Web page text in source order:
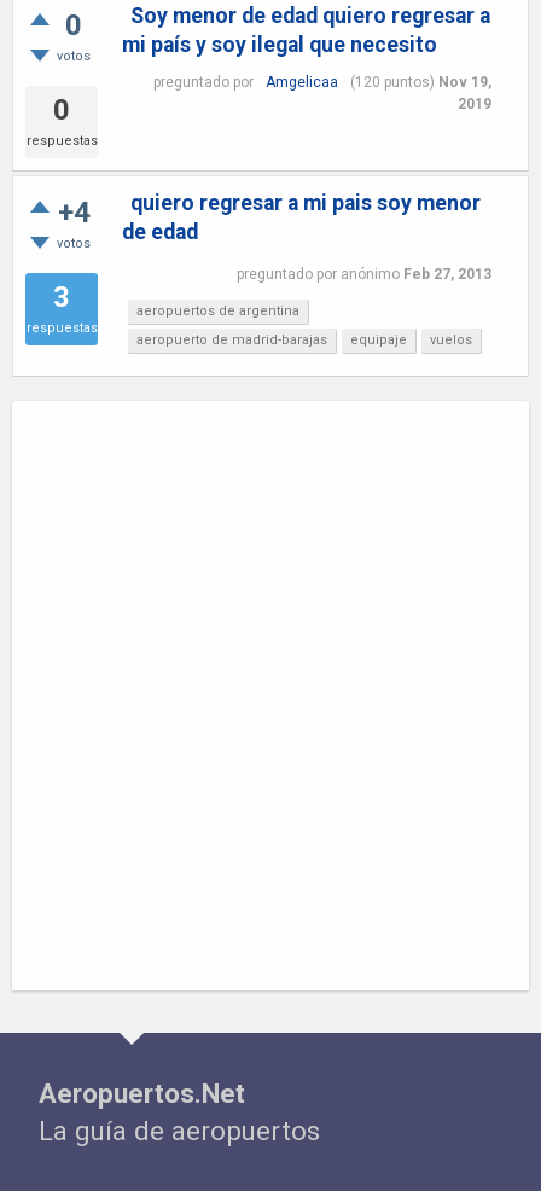
0
votos
0
respuestas
Soy menor de edad quiero regresar a
mi país y soy ilegal que necesito
preguntado por Amgelicaa (120 puntos) Nov 19,
2019
+4
votos
3
respuestas
quiero regresar a mi pais soy menor
de edad
preguntado por anónimo Feb 27, 2013
aeropuertos de argentina
aeropuerto de madrid-barajas
equipaje vuelos
Aeropuertos.Net
La guía de aeropuertos